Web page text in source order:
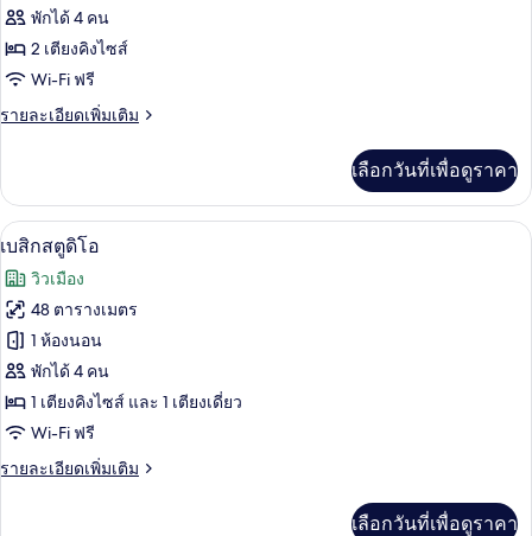
ห้อง
แฟ
มิ
ลี่
2
ห้อง
นอน
พักได้ 4 คน
2 เตียงคิงไซส์
Wi-Fi ฟรี
รายละเอียดเพิ่มเติม
ราย
เกี่ยว
กับ
ห้อง
มิ
ลี่
สวี
ท,
2
ห้อง
นอน
เลือกวันที่เพื่อดูราคา
เปิด
ภาพถ่าย
ทั้งหมด
ของ
เบสิ
ก
สตู
ดิโอ
เบสิกสตูดิโอ | เครื่องนอนป้องกันสาร
7
เบสิกสตูดิโอ
วิวเมือง
48 ตารางเมตร
1 ห้องนอน
พักได้ 4 คน
1 เตียงคิงไซส์ และ 1 เตียงเดี่ยว
Wi-Fi ฟรี
รายละเอียดเพิ่มเติม
ราย
เลือกวันที่เพื่อดูราคา